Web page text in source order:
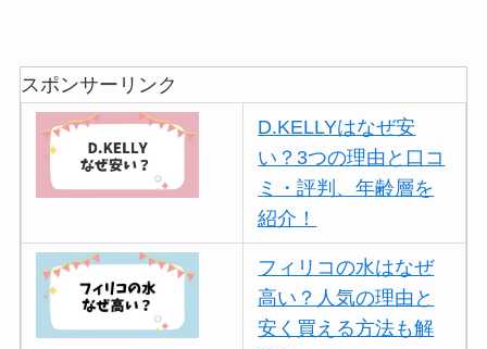
スポンサーリンク
D.KELLYはなぜ安
い？3つの理由と口コ
ミ・評判、年齢層を
紹介！
フィリコの水はなぜ
高い？人気の理由と
安く買える方法も解